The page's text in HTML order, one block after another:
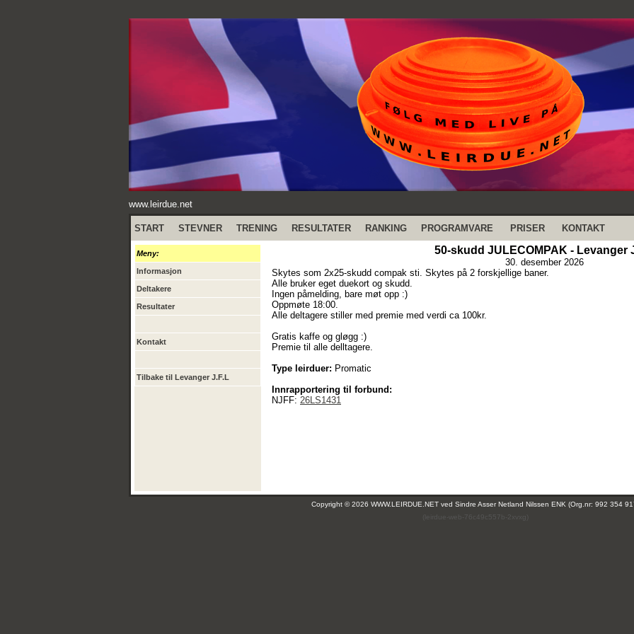
www.leirdue.net
START STEVNER TRENING RESULTATER RANKING PROGRAMVARE PRISER KONTAKT
Meny:
Informasjon
Deltakere
Resultater
Kontakt
Tilbake til Levanger J.F.L
50-skudd JULECOMPAK - Levanger
30. desember 2026
Skytes som 2x25-skudd compak sti. Skytes på 2 forskjellige baner.
Alle bruker eget duekort og skudd.
Ingen påmelding, bare møt opp :)
Oppmøte 18:00.
Alle deltagere stiller med premie med verdi ca 100kr.
Gratis kaffe og gløgg :)
Premie til alle delltagere.
Type leirduer: Promatic
Innrapportering til forbund:
NJFF: 26LS1431
Copyright © 2026 WWW.LEIRDUE.NET ved Sindre Asser Netland Nilssen ENK (Org.nr: 992 354
(leirdue-web-76c49c557b-2xvxg)